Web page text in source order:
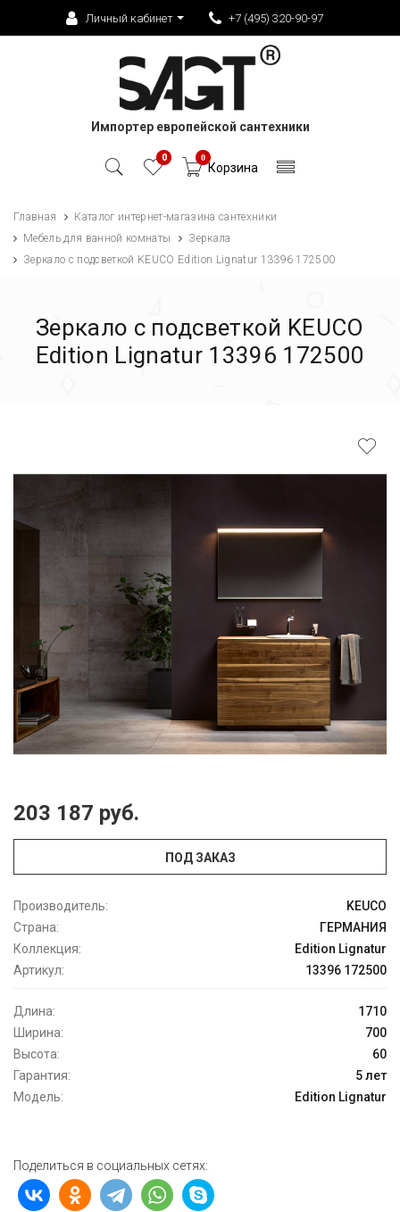
Личный кабинет +7 (495) 320-90-97
Импортер европейской сантехники
0 0
Корзина
Главная
Каталог интернет-магазина сантехники
Мебель для ванной комнаты
Зеркала
Зеркало с подсветкой KEUCO Edition Lignatur 13396 172500
Зеркало с подсветкой KEUCO
Edition Lignatur 13396 172500
203 187 руб.
ПОД ЗАКАЗ
Производитель:
KEUCO
Страна:
ГЕРМАНИЯ
Коллекция:
Edition Lignatur
Артикул:
13396 172500
Длина:
1710
Ширина:
700
Высота:
60
Гарантия:
5 лет
Модель:
Edition Lignatur
Поделиться в социальных сетях: